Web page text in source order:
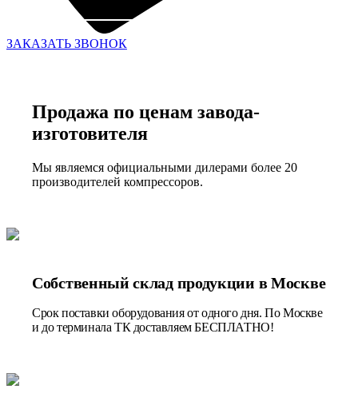
ЗАКАЗАТЬ ЗВОНОК
Продажа по ценам завода-
изготовителя
Мы являемся официальными дилерами более 20
производителей компрессоров.
Собственный склад продукции в Москве
Срок поставки оборудования от одного дня. По Москве
и до терминала ТК доставляем БЕСПЛАТНО!